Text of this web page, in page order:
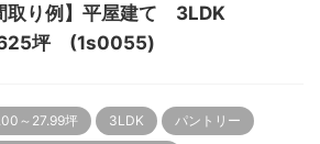
取り例】平屋建て 3LDK
坪 (1s0055)
～27.99坪 3LDK パントリー